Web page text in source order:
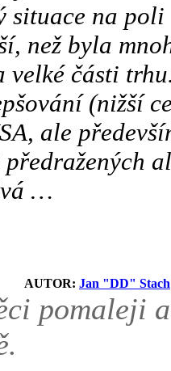
situace na
než byla
velké části
(nižší
ale
…
AUTOR: Jan "DD" Stach
pomaleji